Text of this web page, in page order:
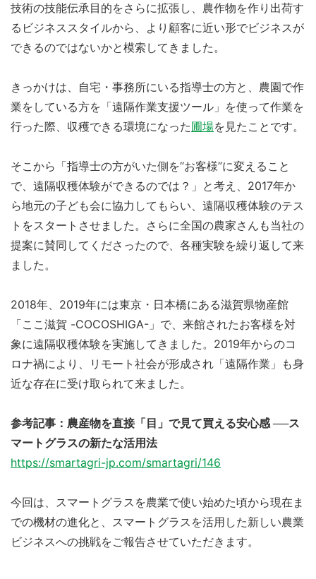
技術の技能伝承目的をさらに拡張し、農作物を作り出荷す
るビジネススタイルから、より顧客に近い形でビジネスが
できるのではないかと模索してきました。
きっかけは、自宅・事務所にいる指導士の方と、農園で作
業をしている方を「遠隔作業支援ツール」を使って作業を
行った際、収穫できる環境になった圃場を見たことです。
そこから「指導士の方がいた側を“お客様”に変えること
で、遠隔収穫体験ができるのでは？」と考え、2017年か
ら地元の子ども会に協力してもらい、遠隔収穫体験のテス
トをスタートさせました。さらに全国の農家さんも当社の
提案に賛同してくださったので、各種実験を繰り返して来
ました。
2018年、2019年には東京・日本橋にある滋賀県物産館
「ここ滋賀 -COCOSHIGA-」で、来館されたお客様を対
象に遠隔収穫体験を実施してきました。2019年からのコ
ロナ禍により、リモート社会が形成され「遠隔作業」も身
近な存在に受け取られて来ました。
参考記事：農産物を直接「目」で見て買える安心感 ──ス
マートグラスの新たな活用法
https://smartagri-jp.com/smartagri/146
今回は、スマートグラスを農業で使い始めた頃から現在ま
での機材の進化と、スマートグラスを活用した新しい農業
ビジネスへの挑戦をご報告させていただきます。